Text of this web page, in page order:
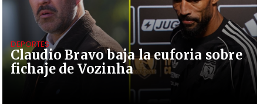
Claudio Bravo baja la euforia sobre
fichaje de Vozinha
DEPORTES